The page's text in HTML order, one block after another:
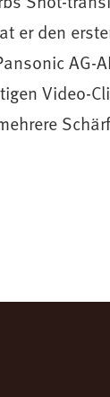
er den
AG-
Video-